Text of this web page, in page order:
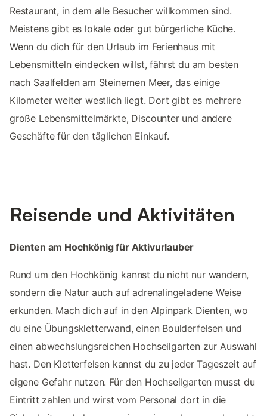
Restaurant, in dem alle Besucher willkommen sind.
Meistens gibt es lokale oder gut bürgerliche Küche.
Wenn du dich für den Urlaub im Ferienhaus mit
Lebensmitteln eindecken willst, fährst du am besten
nach Saalfelden am Steinernen Meer, das einige
Kilometer weiter westlich liegt. Dort gibt es mehrere
große Lebensmittelmärkte, Discounter und andere
Geschäfte für den täglichen Einkauf.
Reisende und Aktivitäten
Dienten am Hochkönig für Aktivurlauber
Rund um den Hochkönig kannst du nicht nur wandern,
sondern die Natur auch auf adrenalingeladene Weise
erkunden. Mach dich auf in den Alpinpark Dienten, wo
du eine Übungskletterwand, einen Boulderfelsen und
einen abwechslungsreichen Hochseilgarten zur Auswahl
hast. Den Kletterfelsen kannst du zu jeder Tageszeit auf
eigene Gefahr nutzen. Für den Hochseilgarten musst du
Eintritt zahlen und wirst vom Personal dort in die